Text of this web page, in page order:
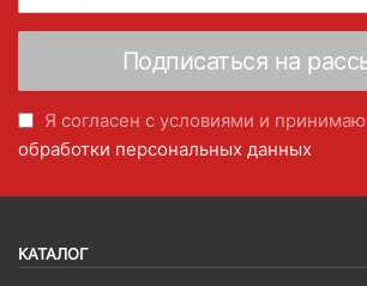
Я согласен с условиями и принимаю
обработки персональных данных
КАТАЛОГ